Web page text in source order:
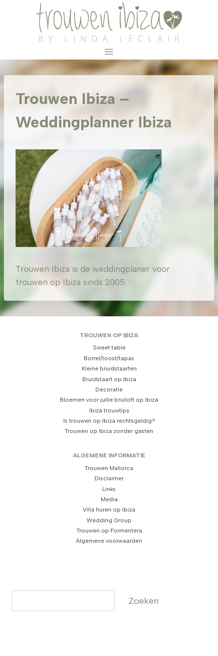
Trouwen Ibiza –
Weddingplanner Ibiza
Trouwen Ibiza is de weddingplaner voor
trouwen op Ibiza sinds 2005
TROUWEN OP IBIZA
Sweet table
Borrel/toost/tapas
Kleine bruidstaarten
Bruidstaart op Ibiza
Decoratie
Bloemen voor jullie bruiloft op Ibiza
Ibiza trouwtips
Is trouwen op Ibiza rechtsgeldig?
Trouwen op Ibiza zonder gasten
ALGEMENE INFORMATIE
Trouwen Mallorca
Disclaimer
Links
Media
Villa huren op Ibiza
Wedding Group
Trouwen op Formentera
Algemene voorwaarden
Zoeken